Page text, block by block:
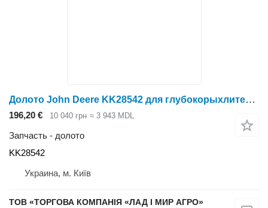
Долото John Deere KK28542 для глубокорыхлителя John Deere
196,20 € 10 040 грн ≈ 3 943 MDL
Запчасть - долото
KK28542
Украина, м. Київ
ТОВ «ТОРГОВА КОМПАНІЯ «ЛАД І МИР АГРО»